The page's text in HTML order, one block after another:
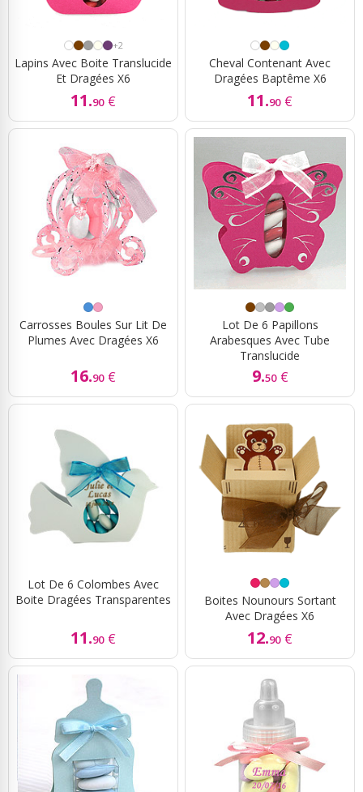
+2
Lapins Avec Boite Translucide
Et Dragées X6
11.90 €
Cheval Contenant Avec
Dragées Baptême X6
11.90 €
Carrosses Boules Sur Lit De
Plumes Avec Dragées X6
16.90 €
Lot De 6 Papillons
Arabesques Avec Tube
Translucide
9.50 €
Lot De 6 Colombes Avec
Boite Dragées Transparentes
11.90 €
Boites Nounours Sortant
Avec Dragées X6
12.90 €